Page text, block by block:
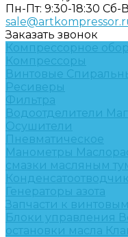
Пн-Пт: 9:30-18:30
Заказать звонок
Компрессорное
Компрессоры
Винтовые
Ресиверы
Фильтра
Водоотделители
Осушители
Пневматическое
Манометры
смазки масляным
Генераторы азота
Запчасти к винтовым
Блоки управления
остановки масла